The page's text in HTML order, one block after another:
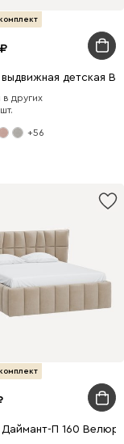
выдвижная детская
в других
+56
Даймант-П 160 Велюр